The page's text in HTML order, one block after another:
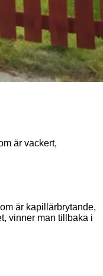
är vackert,
är kapillärbrytande,
vinner man tillbaka i